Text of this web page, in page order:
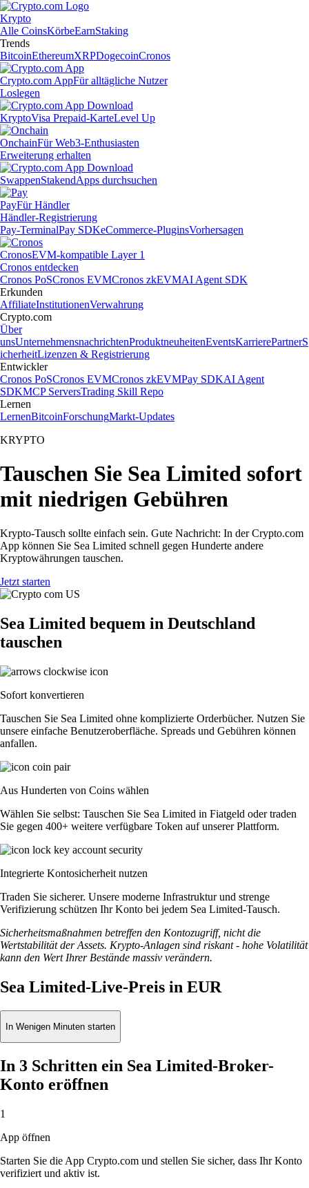
Krypto
Alle CoinsKörbeEarnStaking
Trends
BitcoinEthereumXRPDogecoinCronos
Crypto.com AppFür alltägliche Nutzer
Loslegen
KryptoVisa Prepaid-KarteLevel Up
OnchainFür Web3-Enthusiasten
Erweiterung erhalten
SwappenStakendApps durchsuchen
PayFür Händler
Händler-Registrierung
Pay-TerminalPay SDKeCommerce-PluginsVorhersagen
CronosEVM-kompatible Layer 1
Cronos entdecken
Cronos PoSCronos EVMCronos zkEVMAI Agent SDK
Erkunden
AffiliateInstitutionenVerwahrung
Crypto.com
Über
unsUnternehmensnachrichtenProduktneuheitenEventsKarrierePartnerS
icherheitLizenzen & Registrierung
Entwickler
Cronos PoSCronos EVMCronos zkEVMPay SDKAI Agent
SDKMCP ServersTrading Skill Repo
Lernen
LernenBitcoinForschungMarkt-Updates
KRYPTO
Tauschen Sie Sea Limited sofort
mit niedrigen Gebühren
Krypto-Tausch sollte einfach sein. Gute Nachricht: In der Crypto.com
App können Sie Sea Limited schnell gegen Hunderte andere
Kryptowährungen tauschen.
Jetzt starten
Sea Limited bequem in Deutschland
tauschen
Sofort konvertieren
Tauschen Sie Sea Limited ohne komplizierte Orderbücher. Nutzen Sie
unsere einfache Benutzeroberfläche. Spreads und Gebühren können
anfallen.
Aus Hunderten von Coins wählen
Wählen Sie selbst: Tauschen Sie Sea Limited in Fiatgeld oder traden
Sie gegen 400+ weitere verfügbare Token auf unserer Plattform.
Integrierte Kontosicherheit nutzen
Traden Sie sicherer. Unsere moderne Infrastruktur und strenge
Verifizierung schützen Ihr Konto bei jedem Sea Limited-Tausch.
Sicherheitsmaßnahmen betreffen den Kontozugriff, nicht die
Wertstabilität der Assets. Krypto-Anlagen sind riskant - hohe Volatilität
kann den Wert Ihrer Bestände massiv verändern.
Sea Limited-Live-Preis in EUR
In Wenigen Minuten starten
In 3 Schritten ein Sea Limited-Broker-
Konto eröffnen
1
App öffnen
Starten Sie die App Crypto.com und stellen Sie sicher, dass Ihr Konto
verifiziert und aktiv ist.